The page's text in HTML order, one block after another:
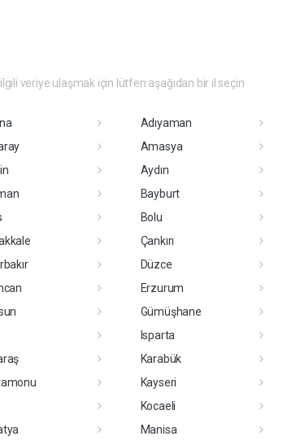
ilgili veriye ulaşmak için lütfen aşağıdan bir il seçin
Adıyaman
Amasya
Aydın
Bayburt
Bolu
Çankırı
Düzce
Erzurum
Gümüşhane
Isparta
Karabük
Kayseri
Kocaeli
Manisa